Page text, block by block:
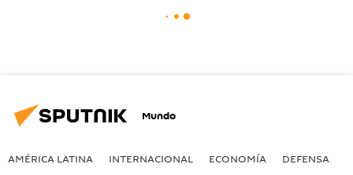
Mundo
AMÉRICA LATINA INTERNACIONAL ECONOMÍA DEFENSA